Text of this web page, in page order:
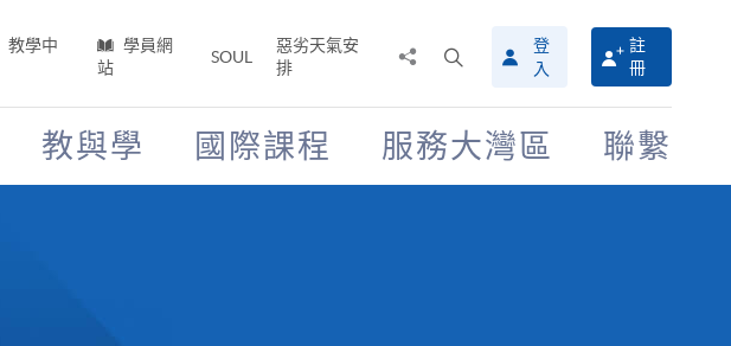
教學中
學員網
站
SOUL
惡劣天氣安
排
搜
尋
介
面
登
入
註
冊
教與學 國際課程 服務大灣區 聯繫